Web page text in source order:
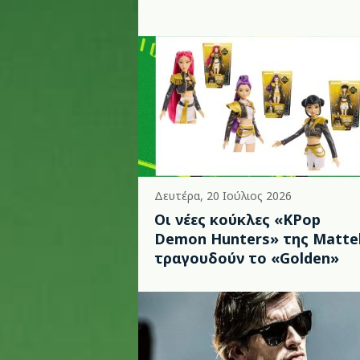
Δευτέρα, 20 Ιούλιος 2026
Οι νέες κούκλες «KPop
Demon Hunters» της
τραγουδούν το «Golden»